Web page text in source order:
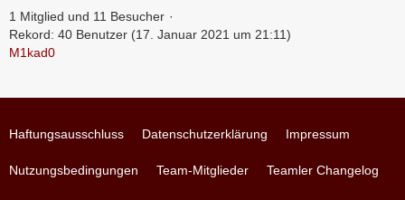
1 Mitglied und 11 Besucher
Rekord: 40 Benutzer (17. Januar 2021 um 21:11)
M1kad0
Haftungsausschluss Datenschutzerklärung Impressum
Nutzungsbedingungen Team-Mitglieder Teamler Changelog